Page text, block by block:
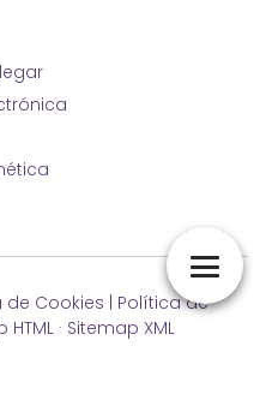
de Cookies | Política de
HTML · Sitemap XML